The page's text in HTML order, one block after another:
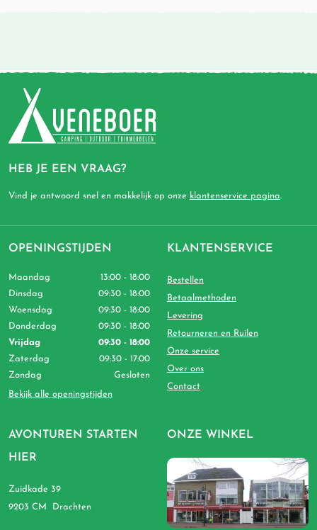
HEB JE EEN VRAAG?
Vind je antwoord snel en makkelijk op onze klantenservice pagina.
AVONTUREN STARTEN
HIER
Zuidkade 39
9203 CM Drachten
OPENINGSTIJDEN
Maandag
13:00 - 18:00
Dinsdag
09:30 - 18:00
Woensdag
09:30 - 18:00
Donderdag
09:30 - 18:00
Vrijdag
09:30 - 18:00
Zaterdag
09:30 - 17:00
Zondag
Gesloten
Bekijk alle openingstijden
KLANTENSERVICE
Bestellen
Betaalmethoden
Levering
Retourneren en Ruilen
Onze service
Over ons
Contact
ONZE WINKEL